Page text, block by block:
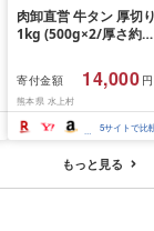
肉卸直営 牛タン 厚切
1kg (500g×2/厚さ約
牛肉 焼肉 冷凍 スライ
業務用 バーベキュー
BBQ おつまみ ギフト
祝い お中元 夏ギフト
寄付金額 14,000
熊本県 水上村
5サイトで比
もっと見る